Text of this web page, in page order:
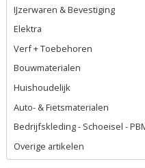
IJzerwaren & Bevestiging
Elektra
Verf + Toebehoren
Bouwmaterialen
Huishoudelijk
Auto- & Fietsmaterialen
Bedrijfskleding - Schoeisel -
Overige artikelen